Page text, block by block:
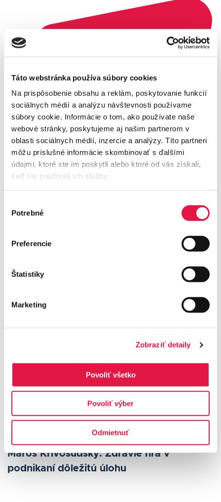
Táto webstránka používa súbory cookies
Na prispôsobenie obsahu a reklám, poskytovanie funkcií
sociálnych médií a analýzu návštevnosti používame
súbory cookie. Informácie o tom, ako používate naše
webové stránky, poskytujeme aj našim partnerom v
oblasti sociálnych médií, inzercie a analýzy. Títo partneri
môžu príslušné informácie skombinovať s ďalšími
údajmi, ktoré ste im poskytli alebo ktoré od vás získali,
keď ste používali ich služby.
súhlasu
Potrebné
Preferencie
Štatistiky
Marketing
Zobraziť detaily
Povoliť všetko
Povoliť výber
Odmietnuť
Príbehy našich klientov
Maroš Krivosudský: Zdravie hrá v
podnikaní dôležitú úlohu